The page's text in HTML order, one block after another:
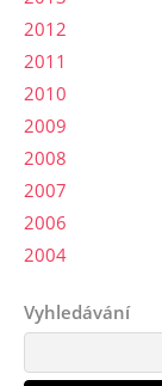
2012
2011
2010
2009
2008
2007
2006
2004
Vyhledávání